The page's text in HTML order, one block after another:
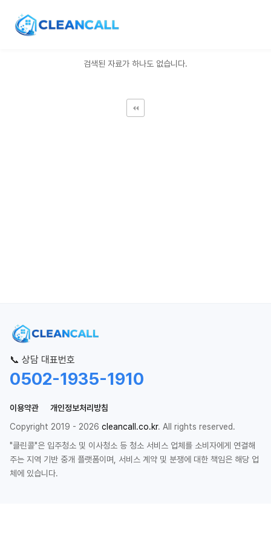
검색된 자료가 하나도 없습니다.
📞 상담 대표번호
0502-1935-1910
이용약관
개인정보처리방침
Copyright 2019 - 2026 cleancall.co.kr. All rights reserved.
"클린콜"은 입주청소 및 이사청소 등 청소 서비스 업체를 소비자에게 연결해
주는 지역 기반 중개 플랫폼이며, 서비스 계약 및 분쟁에 대한 책임은 해당 업
체에 있습니다.